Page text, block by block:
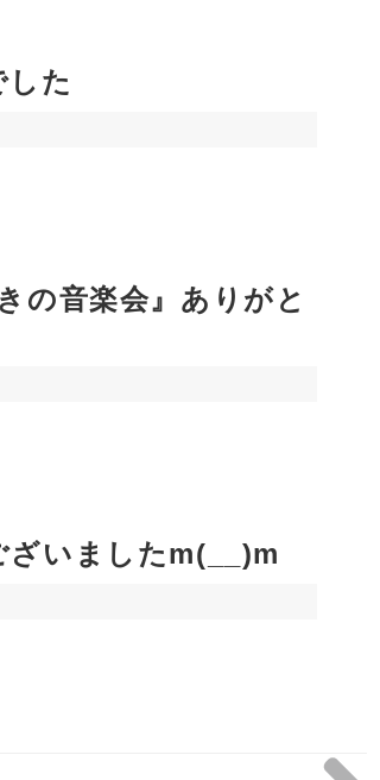
した
の音楽会』ありがと
ざいましたm(__)m